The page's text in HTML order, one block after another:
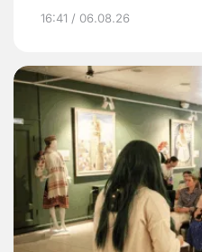
16:41 / 06.08.26